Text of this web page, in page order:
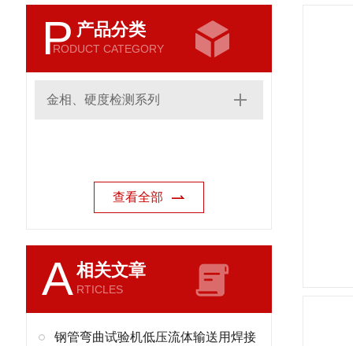
P 产品分类
RODUCT CATEGORY
金相、硬度检测系列
查看全部
A相关文章
RTICLES
钢管弯曲试验机低压流体输送用焊接